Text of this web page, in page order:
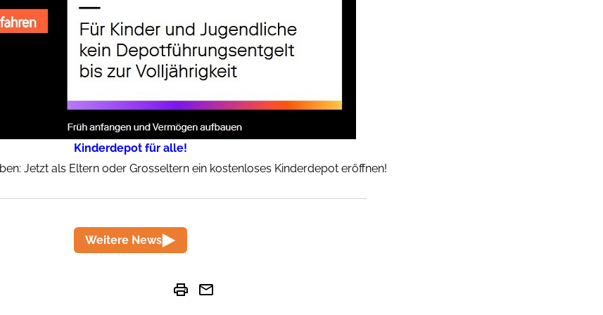
Kinderdepot für alle!
Jetzt als Eltern oder Grosseltern ein kostenloses Kinderdepot eröffnen!
Weitere News
print mail